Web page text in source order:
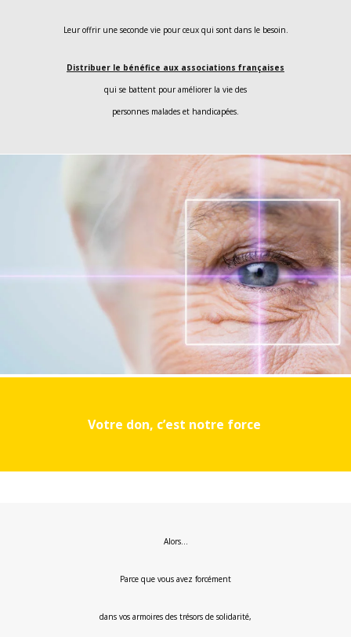
Leur offrir une seconde vie pour ceux qui sont dans le besoin.
Distribuer le bénéfice aux associations françaises
qui se battent pour améliorer la vie des
personnes malades et handicapées.
Votre don, c’est notre force
Alors…
Parce que vous avez forcément
dans vos armoires des trésors de solidarité,